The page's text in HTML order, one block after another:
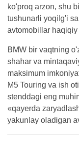
ko'proq arzon, shu
tushunarli yoqilg'i
avtomobillar
BMW bir vaqtning
shahar va
maksimum
M5 Touring va ish
stenddagi eng
«qayerda
yakunlay oladigan